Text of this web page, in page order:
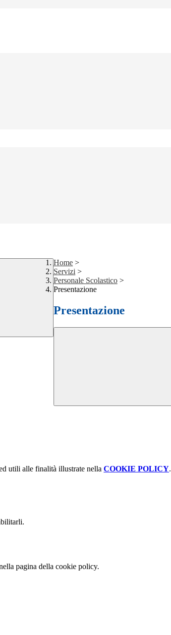
Home >
Servizi >
Personale Scolastico >
Presentazione
Presentazione
utili alle finalità illustrate nella COOKIE POLICY.
pagina della cookie policy.